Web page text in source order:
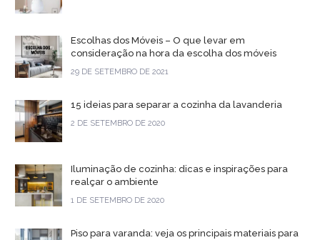
Escolhas dos Móveis – O que levar em
consideração na hora da escolha dos móveis
29 DE SETEMBRO DE 2021
15 ideias para separar a cozinha da lavanderia
2 DE SETEMBRO DE 2020
Iluminação de cozinha: dicas e inspirações para
realçar o ambiente
1 DE SETEMBRO DE 2020
Piso para varanda: veja os principais materiais para